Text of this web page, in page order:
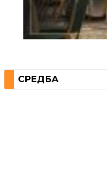
СРЕДБА